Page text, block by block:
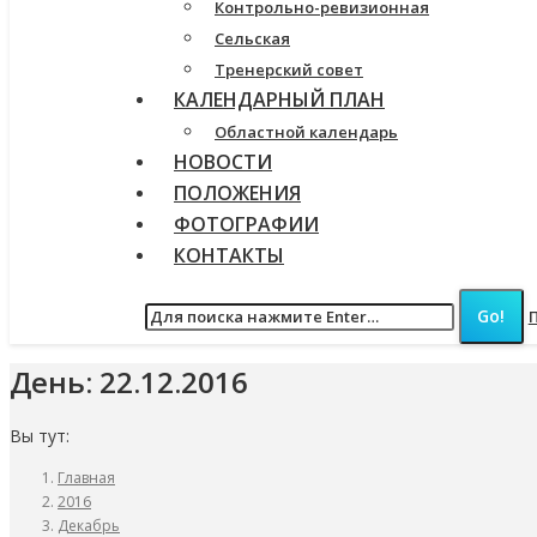
Контрольно-ревизионная
Сельская
Тренерский совет
КАЛЕНДАРНЫЙ ПЛАН
Областной календарь
НОВОСТИ
ПОЛОЖЕНИЯ
ФОТОГРАФИИ
КОНТАКТЫ
День: 22.12.2016
Вы тут:
Главная
2016
Декабрь